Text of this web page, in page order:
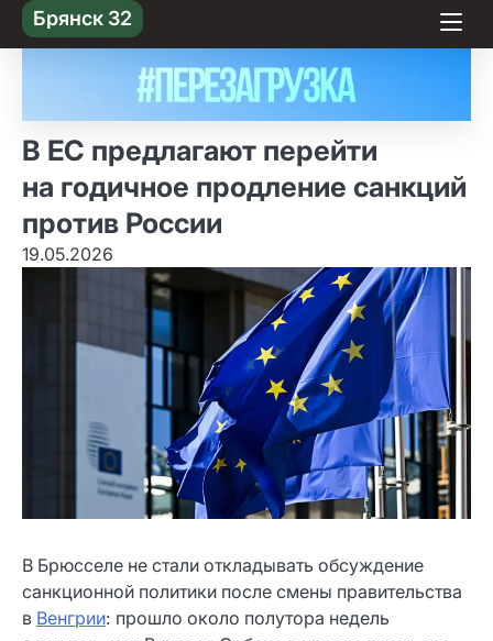
Skip
to content
Брянск 32
В ЕС предлагают перейти
на годичное продление санкций
против России
19.05.2026
В Брюсселе не стали откладывать обсуждение
санкционной политики после смены правительства
в Венгрии: прошло около полутора недель